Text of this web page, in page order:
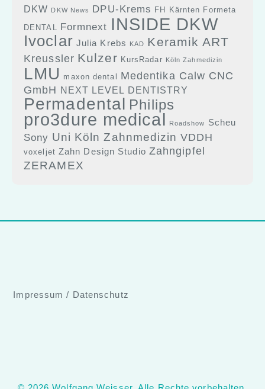
DKW DKW News DPU-Krems FH Kärnten Formeta
DENTAL Formnext INSIDE DKW
Ivoclar Julia Krebs KAD Keramik ART
Kreussler Kulzer KursRadar Köln Zahmedizin
LMU maxon dental
Medentika Calw CNC
GmbH NEXT LEVEL DENTISTRY
Permadental Philips
pro3dure medical Roadshow Scheu
Sony Uni Köln Zahnmedizin VDDH
voxeljet Zahn Design Studio Zahngipfel
ZERAMEX
Impressum / Datenschutz